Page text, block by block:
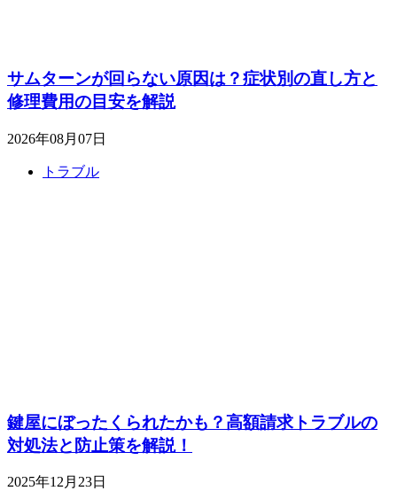
サムターンが回らない原因は？症状別の直し方と
修理費用の目安を解説
2026年08月07日
トラブル
鍵屋にぼったくられたかも？高額請求トラブルの
対処法と防止策を解説！
2025年12月23日